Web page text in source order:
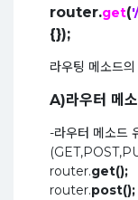
router.get(
{});
라우팅 메소드
A)라우터 메
-라우터 메소드
router.get();
router.post();